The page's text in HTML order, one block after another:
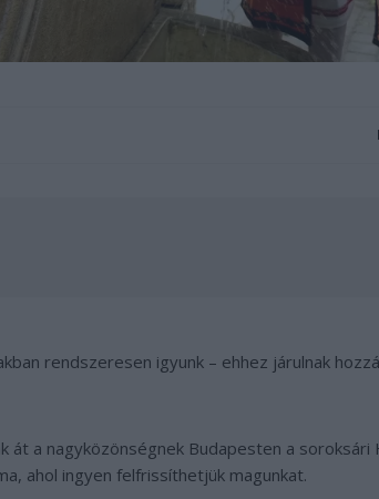
rendszeresen igyunk – ehhez járulnak
át a nagyközönségnek Budapesten a
ahol ingyen felfrissíthetjük magunkat.